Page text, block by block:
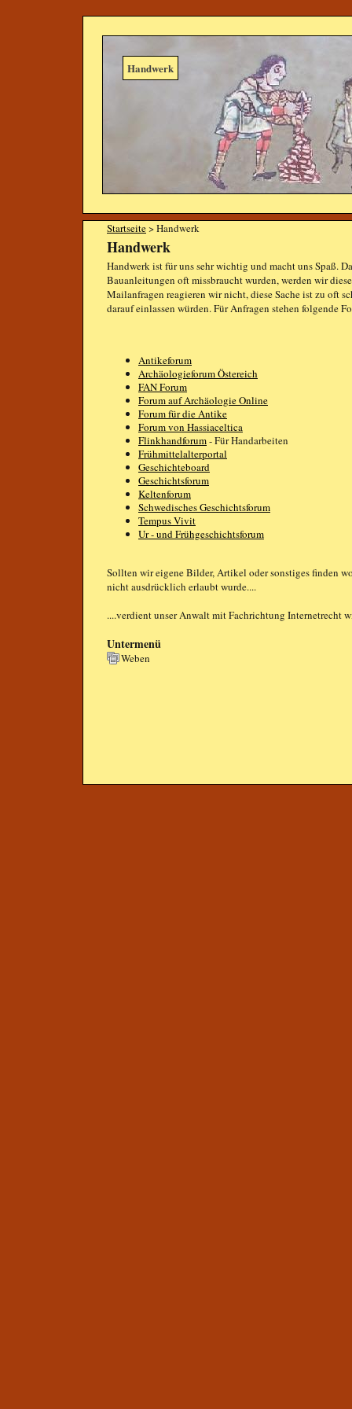
Handwerk
Startseite> Handwerk
Handwerk
Handwerk ist für uns sehr wichtig und macht uns Spaß.
Bauanleitungen oft missbraucht wurden, werden wir
Mailanfragen reagieren wir nicht, diese Sache ist zu oft
darauf einlassen würden. Für Anfragen stehen folgende
Antikeforum
Archäologieforum Östereich
FAN Forum
Forum auf Archäologie Online
Forum für die Antike
Forum von Hassiaceltica
Flinkhandforum- Für Handarbeiten
Frühmittelalterportal
Geschichteboard
Geschichtsforum
Keltenforum
Schwedisches Geschichtsforum
Tempus Vivit
Ur - und Frühgeschichtsforum
Sollten wir eigene Bilder, Artikel oder sonstiges finden
nicht ausdrücklich erlaubt wurde....
....verdient unser Anwalt mit Fachrichtung Internetrecht
Untermenü
Weben